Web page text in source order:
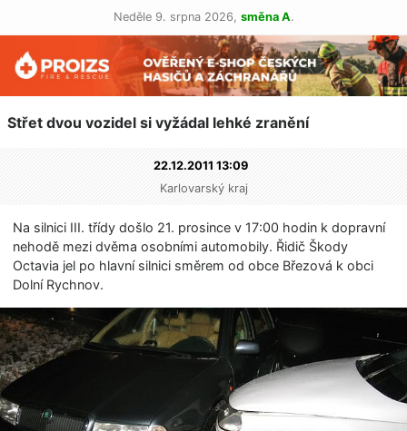
Neděle 9. srpna 2026, směna A.
Střet dvou vozidel si vyžádal lehké zranění
22.12.2011 13:09
Karlovarský kraj
Na silnici III. třídy došlo 21. prosince v 17:00 hodin k dopravní
nehodě mezi dvěma osobními automobily. Řidič Škody
Octavia jel po hlavní silnici směrem od obce Březová k obci
Dolní Rychnov.